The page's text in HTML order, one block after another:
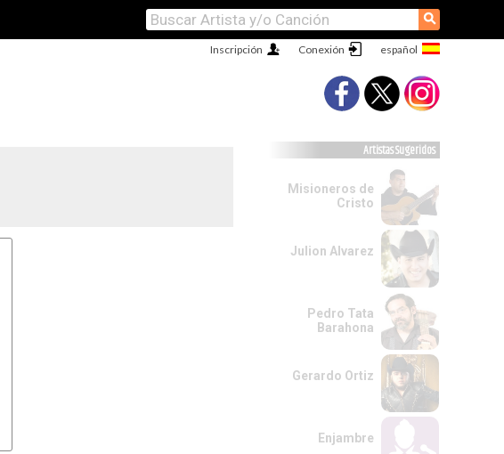
⚲
Conexión
Inscripción
Artistas Sugeridos
Misioneros de
Cristo
Julion Alvarez
Pedro Tata
Barahona
Gerardo Ortiz
Enjambre